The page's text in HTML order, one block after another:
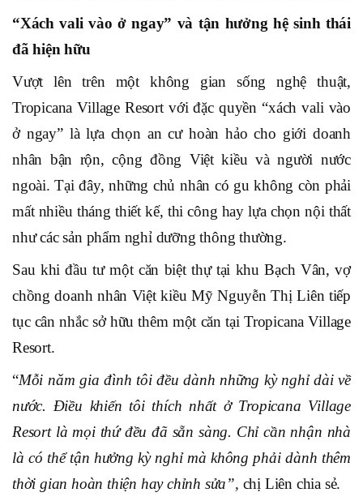
“Xách vali vào ở ngay” và tận hưởng hệ sinh thái
đã hiện hữu
Vượt lên trên một không gian sống nghệ thuật,
Tropicana Village Resort với đặc quyền “xách vali vào
ởngay” làlựa chọn an cưhoàn hảo cho giới doanh
nhân bận rộn, cộng đồng Việt kiều và người nước
ngoài.Tạiđây, những chủ nhân có gu không còn phải
mất nhiều tháng thiết kế, thi công hay lựa chọn nội thất
như các sản phẩm nghỉ dưỡng thông thường.
Sau khi đầu tư một căn biệt thự tại khu Bạch Vân, vợ
chồng doanh nhân Việt kiều Mỹ Nguyễn Thị Liên tiếp
tục cân nhắc sở hữu thêm một căn tại Tropicana Village
Resort.
“Mỗi năm gia đình tôi đều dành những kỳ nghỉ dài về
nước. Điều khiến tôi thích nhất ở Tropicana Village
Resort là mọi thứ đều đã sẵn sàng. Chỉ cần nhận nhà
là có thể tận hưởng kỳ nghỉ mà không phải dành thêm
thời gian hoàn thiện hay chỉnh sửa”, chị Liên chia sẻ.